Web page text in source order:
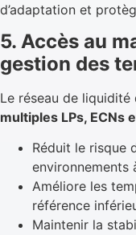
d’adaptation et
5. Accès au
gestion des
Le réseau de
multiples LPs, ECNs
Réduit le risque
environnements
Améliore les
référence
Maintenir la